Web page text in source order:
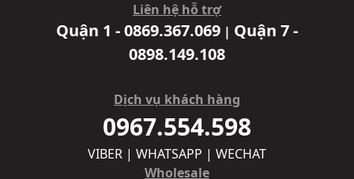
Liên hệ hỗ trợ
Quận 1 - 0869.367.069 | Quận 7 -
0898.149.108
Dịch vụ khách hàng
0967.554.598
VIBER | WHATSAPP | WECHAT
Wholesale